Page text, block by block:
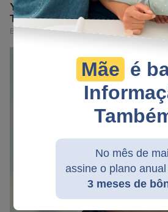
Mãe é
No mês de
assine o plano
3 meses de